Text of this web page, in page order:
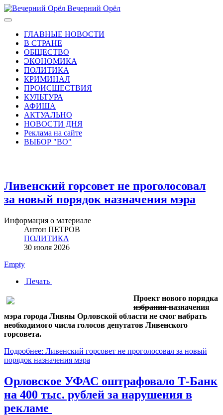
Вечерний Орёл
ГЛАВНЫЕ НОВОСТИ
В СТРАНЕ
ОБЩЕСТВО
ЭКОНОМИКА
ПОЛИТИКА
КРИМИНАЛ
ПРОИСШЕСТВИЯ
КУЛЬТУРА
АФИША
АКТУАЛЬНО
НОВОСТИ ДНЯ
Реклама на сайте
ВЫБОР "ВО"
Ливенский горсовет не проголосовал
за новый порядок назначения мэра
Информация о материале
Антон ПЕТРОВ
ПОЛИТИКА
30 июля 2026
Empty
Печать
Проект нового порядка
избранияназначения
мэра города Ливны Орловской области не смог набрать
необходимого числа голосов депутатов Ливенского
горсовета.
Подробнее: Ливенский горсовет не проголосовал за новый
порядок назначения мэра
Орловское УФАС оштрафовало Т-Банк
на 400 тыс. рублей за нарушения в
рекламе